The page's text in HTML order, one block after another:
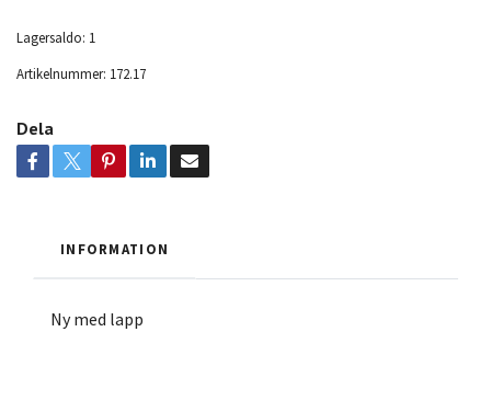
Lagersaldo: 1
Artikelnummer: 172.17
Dela
INFORMATION
Ny med lapp